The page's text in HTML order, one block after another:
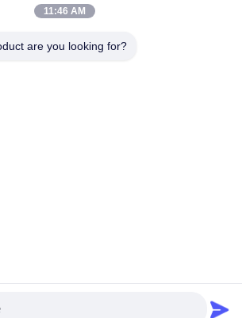
AND
11:46 AM
are you looking for?